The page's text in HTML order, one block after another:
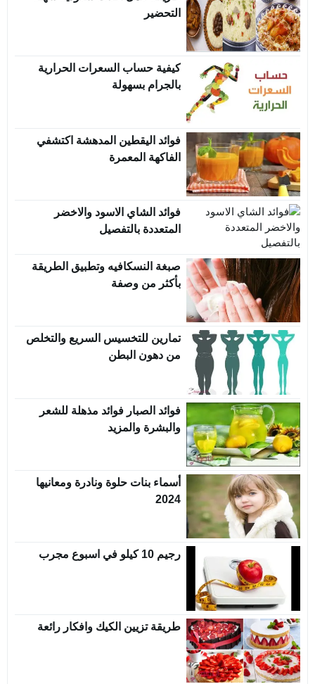
التحضير
كيفية حساب السعرات الحرارية
بالجرام بسهولة
فوائد اليقطين المدهشة اكتشفي
الفاكهة المعمرة
فوائد الشاي الاسود والاخضر
المتعددة بالتفصيل
صبغة النسكافيه وتطبيق الطريقة
بأكثر من وصفة
تمارين للتخسيس السريع والتخلص
من دهون البطن
فوائد الصبار فوائد مذهلة للشعر
والبشرة والمزيد
أسماء بنات حلوة ونادرة ومعانيها
2024
رجيم 10 كيلو في اسبوع مجرب
طريقة تزيين الكيك وافكار رائعة